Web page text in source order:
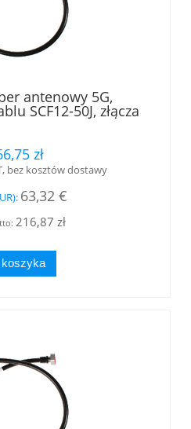
antenowy 5G,
SCF12-50J, złącza
męski kątowy, LOW
zł
bez kosztów dostawy
63,32 €
216,87 zł
koszyka